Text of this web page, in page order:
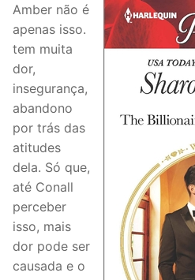
Amber não é
apenas isso.
tem muita
dor,
insegurança,
abandono
por trás das
atitudes
dela. Só que,
até Conall
perceber
isso, mais
dor pode ser
causada e o